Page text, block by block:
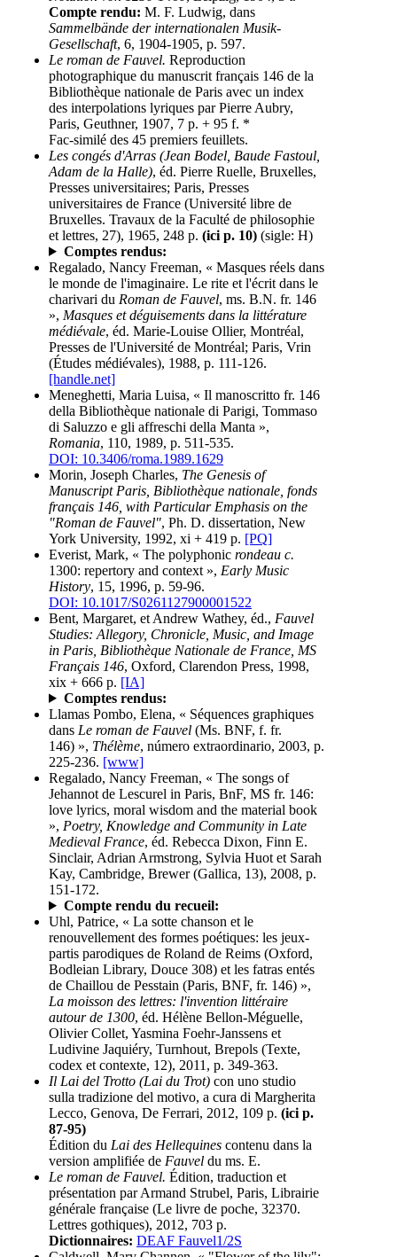
Compte rendu: M. F. Ludwig, dans
Sammelbände der internationalen Musik-
Gesellschaft, 6, 1904-1905, p. 597.
Le roman de Fauvel. Reproduction
photographique du manuscrit français 146 de la
Bibliothèque nationale de Paris avec un index
des interpolations lyriques par Pierre Aubry,
Paris, Geuthner, 1907, 7 p. + 95 f. *
Fac-similé des 45 premiers feuillets.
Les congés d'Arras (Jean Bodel, Baude Fastoul,
Adam de la Halle), éd. Pierre Ruelle, Bruxelles,
Presses universitaires; Paris, Presses
universitaires de France (Université libre de
Bruxelles. Travaux de la Faculté de philosophie
et lettres, 27), 1965, 248 p. (ici p. 10) (sigle: H)
Comptes rendus:
Regalado, Nancy Freeman, « Masques réels dans
le monde de l'imaginaire. Le rite et l'écrit dans le
charivari du Roman de Fauvel, ms. B.N. fr. 146
», Masques et déguisements dans la littérature
médiévale, éd. Marie-Louise Ollier, Montréal,
Presses de l'Université de Montréal; Paris, Vrin
(Études médiévales), 1988, p. 111-126.
[handle.net]
Meneghetti, Maria Luisa, « Il manoscritto fr. 146
della Bibliothèque nationale di Parigi, Tommaso
di Saluzzo e gli affreschi della Manta »,
Romania, 110, 1989, p. 511-535.
DOI: 10.3406/roma.1989.1629
Morin, Joseph Charles, The Genesis of
Manuscript Paris, Bibliothèque nationale, fonds
français 146, with Particular Emphasis on the
"Roman de Fauvel", Ph. D. dissertation, New
York University, 1992, xi + 419 p. [PQ]
Everist, Mark, « The polyphonic rondeau c.
1300: repertory and context », Early Music
History, 15, 1996, p. 59-96.
DOI: 10.1017/S0261127900001522
Bent, Margaret, et Andrew Wathey, éd., Fauvel
Studies: Allegory, Chronicle, Music, and Image
in Paris, Bibliothèque Nationale de France, MS
Français 146, Oxford, Clarendon Press, 1998,
xix + 666 p. [IA]
Comptes rendus:
Llamas Pombo, Elena, « Séquences graphiques
dans Le roman de Fauvel (Ms. BNF, f. fr.
146) », Thélème, número extraordinario, 2003, p.
225-236. [www]
Regalado, Nancy Freeman, « The songs of
Jehannot de Lescurel in Paris, BnF, MS fr. 146:
love lyrics, moral wisdom and the material book
», Poetry, Knowledge and Community in Late
Medieval France, éd. Rebecca Dixon, Finn E.
Sinclair, Adrian Armstrong, Sylvia Huot et Sarah
Kay, Cambridge, Brewer (Gallica, 13), 2008, p.
151-172.
Compte rendu du recueil:
Uhl, Patrice, « La sotte chanson et le
renouvellement des formes poétiques: les jeux-
partis parodiques de Roland de Reims (Oxford,
Bodleian Library, Douce 308) et les fatras entés
de Chaillou de Pesstain (Paris, BNF, fr. 146) »,
La moisson des lettres: l'invention littéraire
autour de 1300, éd. Hélène Bellon-Méguelle,
Olivier Collet, Yasmina Foehr-Janssens et
Ludivine Jaquiéry, Turnhout, Brepols (Texte,
codex et contexte, 12), 2011, p. 349-363.
Il Lai del Trotto (Lai du Trot) con uno studio
sulla tradizione del motivo, a cura di Margherita
Lecco, Genova, De Ferrari, 2012, 109 p. (ici p.
87-95)
Édition du Lai des Hellequines contenu dans la
version amplifiée de Fauvel du ms. E.
Le roman de Fauvel. Édition, traduction et
présentation par Armand Strubel, Paris, Librairie
générale française (Le livre de poche, 32370.
Lettres gothiques), 2012, 703 p.
Dictionnaires: DEAF Fauvel1/2S